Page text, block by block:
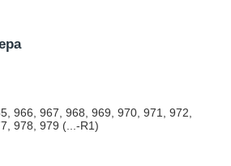
966, 967, 968, 969, 970, 971, 972,
978, 979 (...-R1)